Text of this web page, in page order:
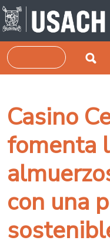
Pasar al contenido principal
Buscar
Casino
fomenta
con una